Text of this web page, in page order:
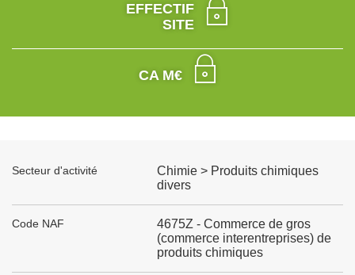
EFFECTIF
SITE
CA M€
Secteur d'activité
Chimie > Produits chimiques
divers
Code NAF
4675Z - Commerce de gros
(commerce interentreprises) de
produits chimiques